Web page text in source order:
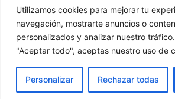
Utilizamos cookies para mejorar tu
navegación, mostrarte anuncios o
personalizados y analizar nuestro
"Aceptar todo", aceptas nuestro uso de
Personalizar Rechazar todas
Home
Actualidad Variedades Opinion
El Tinteadero
Caricaturas
Facebook